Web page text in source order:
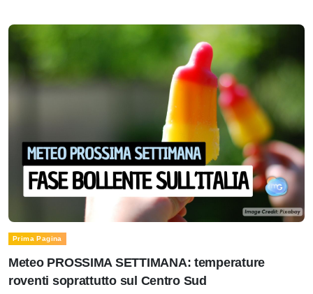
Prima Pagina
Meteo PROSSIMA SETTIMANA: temperature
roventi soprattutto sul Centro Sud